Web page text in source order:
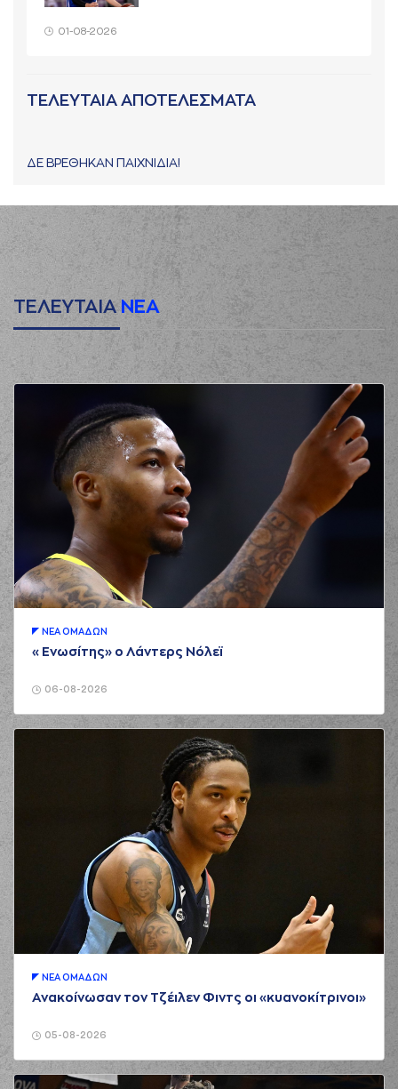
01-08-2026
ΤΕΛΕΥΤΑΙΑ ΑΠΟΤΕΛΕΣΜΑΤΑ
ΔΕ ΒΡΕΘΗΚΑΝ ΠΑΙΧΝΙΔΙΑ!
ΤΕΛΕΥΤΑΙΑ ΝΕΑ
06-08-2026
ΝΕA ΟΜAΔΩΝ
«Ενωσίτης» ο Λάντερς Νόλεϊ
05-08-2026
ΝΕA ΟΜAΔΩΝ
Ανακοίνωσαν τον Τζέιλεν Φιντς οι «κυανοκίτρινοι»